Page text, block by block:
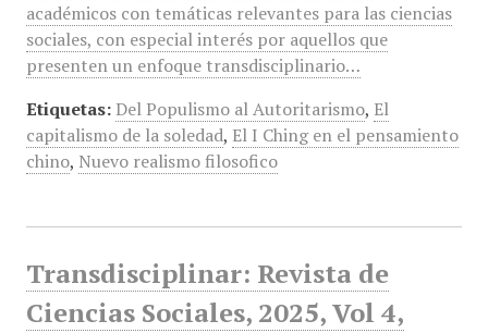
académicos con temáticas relevantes para las ciencias
sociales, con especial interés por aquellos que
presenten un enfoque transdisciplinario…
Etiquetas: Del Populismo al Autoritarismo, El
capitalismo de la soledad, El I Ching en el pensamiento
chino, Nuevo realismo filosofico
Transdisciplinar: Revista de
Ciencias Sociales, 2025, Vol 4,